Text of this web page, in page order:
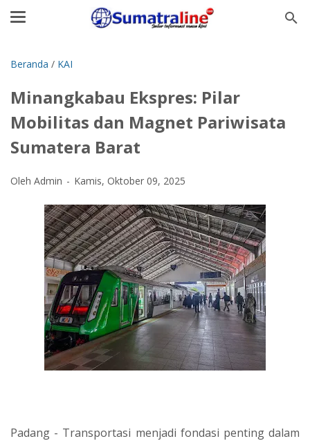
Beranda / KAI
Minangkabau Ekspres: Pilar
Mobilitas dan Magnet Pariwisata
Sumatera Barat
Oleh Admin Kamis, Oktober 09, 2025
Padang - Transportasi menjadi fondasi penting dalam